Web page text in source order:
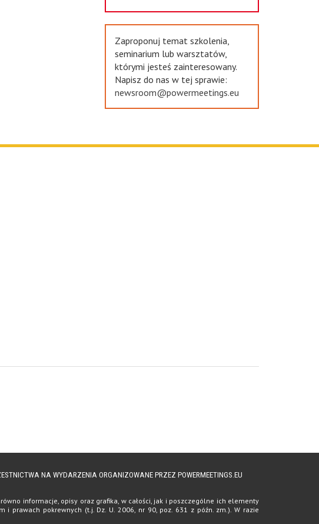
Zaproponuj temat szkolenia,
seminarium lub warsztatów,
którymi jesteś zainteresowany.
Napisz do nas w tej sprawie:
newsroom@powermeetings.eu
NA WYDARZENIA ORGANIZOWANE PRZEZ POWERMEETINGS.EU
informacje, opisy oraz grafika, w całości, jak i poszczególne ich elementy
pokrewnych (t.j. Dz. U. 2006, nr 90, poz. 631 z późn. zm.). W razie